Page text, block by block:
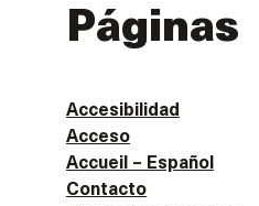
Páginas
Accesibilidad
Acceso
Accueil – Español
Contacto